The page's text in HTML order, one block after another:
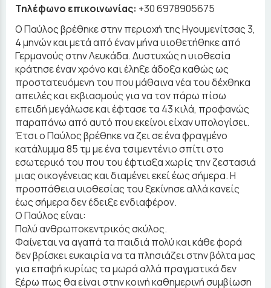
Τηλέφωνο επικοινωνίας: +30 6978905675
Ο Παύλος βρέθηκε στην περιοχή της Ηγουμενίτσας 3,
4 μηνών και μετά από έναν μήνα υιοθετήθηκε από
Γερμανούς στην Λευκάδα. Δυστυχώς η υιοθεσία
κράτησε έναν χρόνο και έληξε άδοξα καθώς ως
προστατευόμενη του που μάθαινα νέα του δέχθηκα
απειλές και εκβιασμούς για να τον πάρω πίσω
επειδή μεγάλωσε και έφτασε τα 43 κιλά, προφανώς
παραπάνω από αυτό που εκείνοι είχαν υπολογίσει.
Έτσι ο Παύλος βρέθηκε να ζει σε ένα φραγμένο
κατάλυμμα 85 τμ με ένα τσιμεντένιο σπίτι στο
εσωτερικό του που του έφτιαξα χωρίς την ζεστασιά
μιας οικογένειας και διαμένει εκεί έως σήμερα. Η
προσπάθεια υιοθεσίας του ξεκίνησε αλλά κανείς
έως σήμερα δεν έδειξε ενδιαφέρον.
Ο Παύλος είναι:
Πολύ ανθρωποκεντρικός σκύλος.
Φαίνεται να αγαπά τα παιδιά πολύ και κάθε φορά
δεν βρίσκει ευκαιρία να τα πλησιάζει στην βόλτα μας
για επαφή κυρίως τα μωρά αλλά πραγματικά δεν
ξέρω πως θα είναι στην κοινή καθημερινή συμβίωση